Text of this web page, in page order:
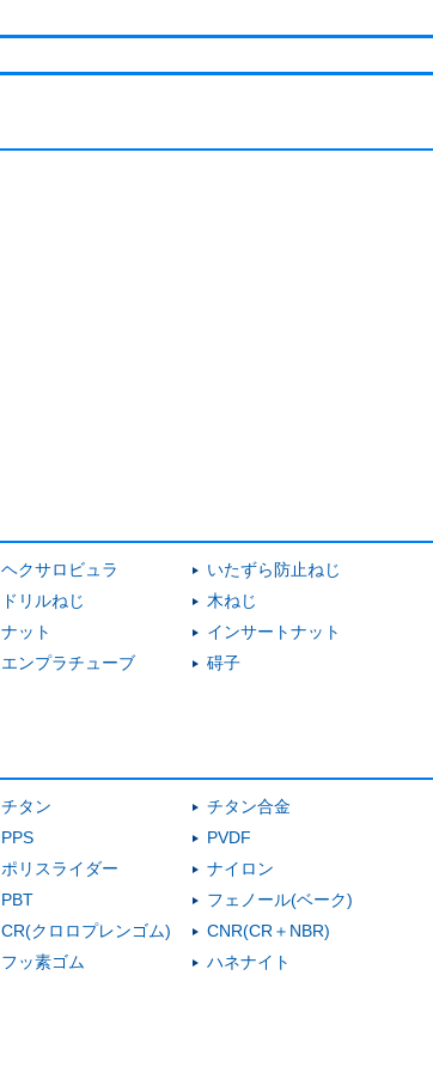
ヘクサロビュラ
いたずら防止ねじ
ドリルねじ
木ねじ
ナット
インサートナット
エンプラチューブ
碍子
チタン
チタン合金
PPS
PVDF
ポリスライダー
ナイロン
PBT
フェノール(ベーク)
CR(クロロプレンゴム)
CNR(CR＋NBR)
フッ素ゴム
ハネナイト